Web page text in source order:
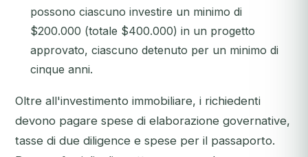
possono ciascuno investire un minimo di
$200.000 (totale $400.000) in un progetto
approvato, ciascuno detenuto per un minimo di
cinque anni.
Oltre all'investimento immobiliare, i richiedenti
devono pagare spese di elaborazione governative,
tasse di due diligence e spese per il passaporto.